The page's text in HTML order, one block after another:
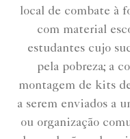
local de combate à
com material
estudantes cujo
pela pobreza; a
montagem de kits
a serem enviados a
ou organização